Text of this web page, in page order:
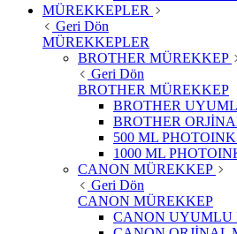
MÜREKKEPLER
Geri Dön
MÜREKKEPLER
BROTHER MÜREKKEP
Geri Dön
BROTHER MÜREKKEP
BROTHER
BROTHER
500 ML
1000 ML
CANON MÜREKKEP
Geri Dön
CANON MÜREKKEP
CANON UYUMLU